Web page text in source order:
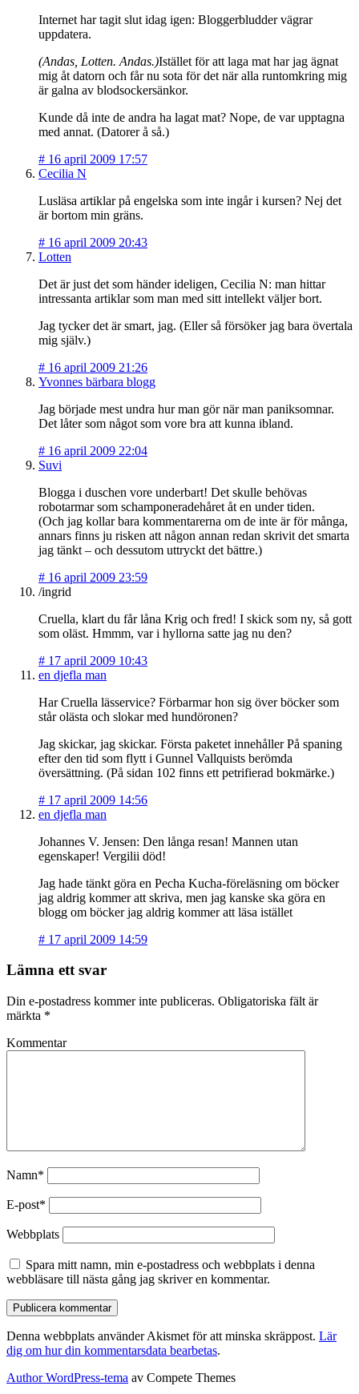
Internet har tagit slut idag igen: Bloggerbludder vägrar
uppdatera.
(Andas, Lotten. Andas.)Istället för att laga mat har jag ägnat
mig åt datorn och får nu sota för det när alla runtomkring mig
är galna av blodsockersänkor.
Kunde då inte de andra ha lagat mat? Nope, de var upptagna
med annat. (Datorer å så.)
# 16 april 2009 17:57
Cecilia N
Lusläsa artiklar på engelska som inte ingår i kursen? Nej det
är bortom min gräns.
# 16 april 2009 20:43
Lotten
Det är just det som händer ideligen, Cecilia N: man hittar
intressanta artiklar som man med sitt intellekt väljer bort.
Jag tycker det är smart, jag. (Eller så försöker jag bara övertala
mig själv.)
# 16 april 2009 21:26
Yvonnes bärbara blogg
Jag började mest undra hur man gör när man paniksomnar.
Det låter som något som vore bra att kunna ibland.
# 16 april 2009 22:04
Suvi
Blogga i duschen vore underbart! Det skulle behövas
robotarmar som schamponeradehåret åt en under tiden.
(Och jag kollar bara kommentarerna om de inte är för många,
annars finns ju risken att någon annan redan skrivit det smarta
jag tänkt – och dessutom uttryckt det bättre.)
# 16 april 2009 23:59
/ingrid
Cruella, klart du får låna Krig och fred! I skick som ny, så gott
som oläst. Hmmm, var i hyllorna satte jag nu den?
# 17 april 2009 10:43
en djefla man
Har Cruella lässervice? Förbarmar hon sig över böcker som
står olästa och slokar med hundöronen?
Jag skickar, jag skickar. Första paketet innehåller På spaning
efter den tid som flytt i Gunnel Vallquists berömda
översättning. (På sidan 102 finns ett petrifierad bokmärke.)
# 17 april 2009 14:56
en djefla man
Johannes V. Jensen: Den långa resan! Mannen utan
egenskaper! Vergilii död!
Jag hade tänkt göra en Pecha Kucha-föreläsning om böcker
jag aldrig kommer att skriva, men jag kanske ska göra en
blogg om böcker jag aldrig kommer att läsa istället
# 17 april 2009 14:59
Lämna ett svar
Din e-postadress kommer inte publiceras. Obligatoriska fält är
märkta *
Kommentar
Namn*
E-post*
Webbplats
Spara mitt namn, min e-postadress och webbplats i denna
webbläsare till nästa gång jag skriver en kommentar.
Denna webbplats använder Akismet för att minska skräppost. Lär
dig om hur din kommentarsdata bearbetas.
Author WordPress-tema av Compete Themes